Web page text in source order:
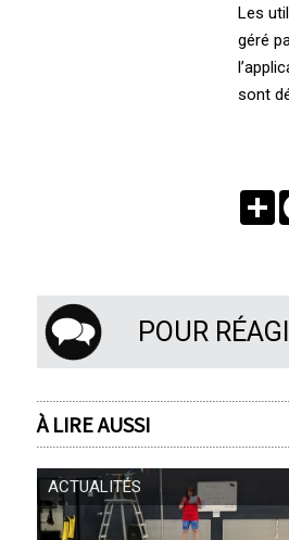
Les
géré
sont
POUR
À LIRE AUSSI
ACTUALITÉS